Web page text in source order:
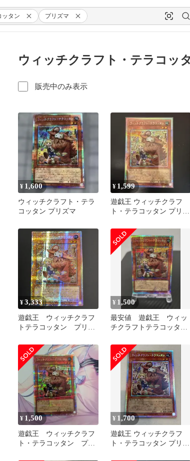
ッタン プリズマ
ウィッチクラフト・テラコッ
販売中のみ表示
¥ 1,600
ウィッチクラフト・テラ
コッタン プリズマ
¥ 1,599
遊戯王 ウィッチクラフ
ト・テラコッタン プリズ
¥3,333
遊戯王 ウィッチクラフ
トテラコッタン プリズ
版 RV01-JP023
¥ 1,500
最安値 遊戯王 ウィッ
チクラフトテラコッタン
¥ 1,500
遊戯王 ウィッチクラフ
ト・テラコッタン プリ
¥ 1,700
遊戯王 ウィッチクラフ
ト・テラコッタン プリズ